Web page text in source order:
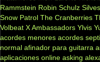
Rammstein Robin Schulz
Snow Patrol The Cranberries
Volbeat X Ambassadors Ylvis
acordes menores acordes
normal afinador para guitarra
aplicaciones online asking